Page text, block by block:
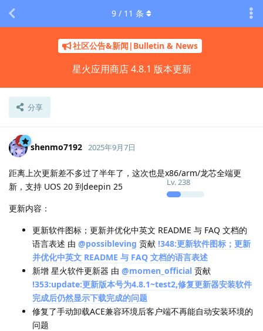
社区公告&新闻|Bulletin & News
星火应用商店 4.8.1 版本更新
分享
9 / 11 条
shenmo7192
Lv.238
2025年9月7日
距离上次更新差不多过了半年了，这次也是x86/arm/龙芯全端更
新，支持 UOS 20 到deepin 25
更新内容：
更新软件图标；更新并优化中英文 README 与 FAQ 文档的
语言表述 由 @possibleving 贡献 !348:更新软件图标；更新
并优化中英文 README 与 FAQ 文档的语言表述
新增 星火软件更新器 由 @momen_official 贡献
!353:update:更新版本号为4.8.1~test2,修复更新器安装软件
完成后仍然显示下载完成的问题
修复了手动卸载ACE兼容环境后客户端不再能自动安装环境的
问题